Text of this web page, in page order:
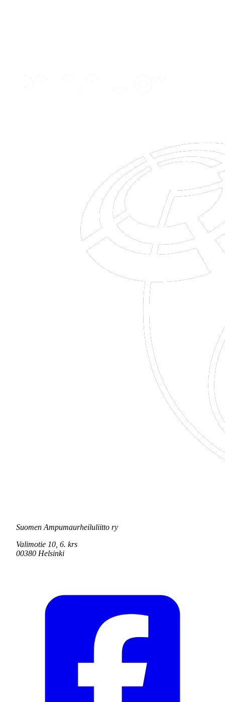
Suomen Ampumaurheiluliitto ry
Valimotie 10, 6. krs
00380 Helsinki